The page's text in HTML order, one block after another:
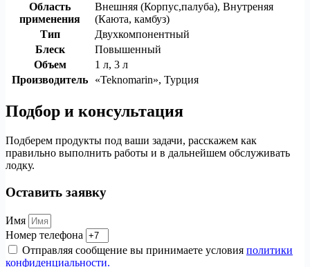
Область
применения
Внешняя (Корпус,палуба), Внутреняя
(Каюта, камбуз)
Тип
Двухкомпонентный
Блеск
Повышенный
Объем
1 л, 3 л
Производитель
«Teknomarin», Турция
Подбор и консультация
Подберем продукты под ваши задачи, расскажем как
правильно выполнить работы и в дальнейшем обслуживать
лодку.
Оставить заявку
Имя
Номер телефона
Отправляя сообщение вы принимаете условия политики
конфиденциальности.